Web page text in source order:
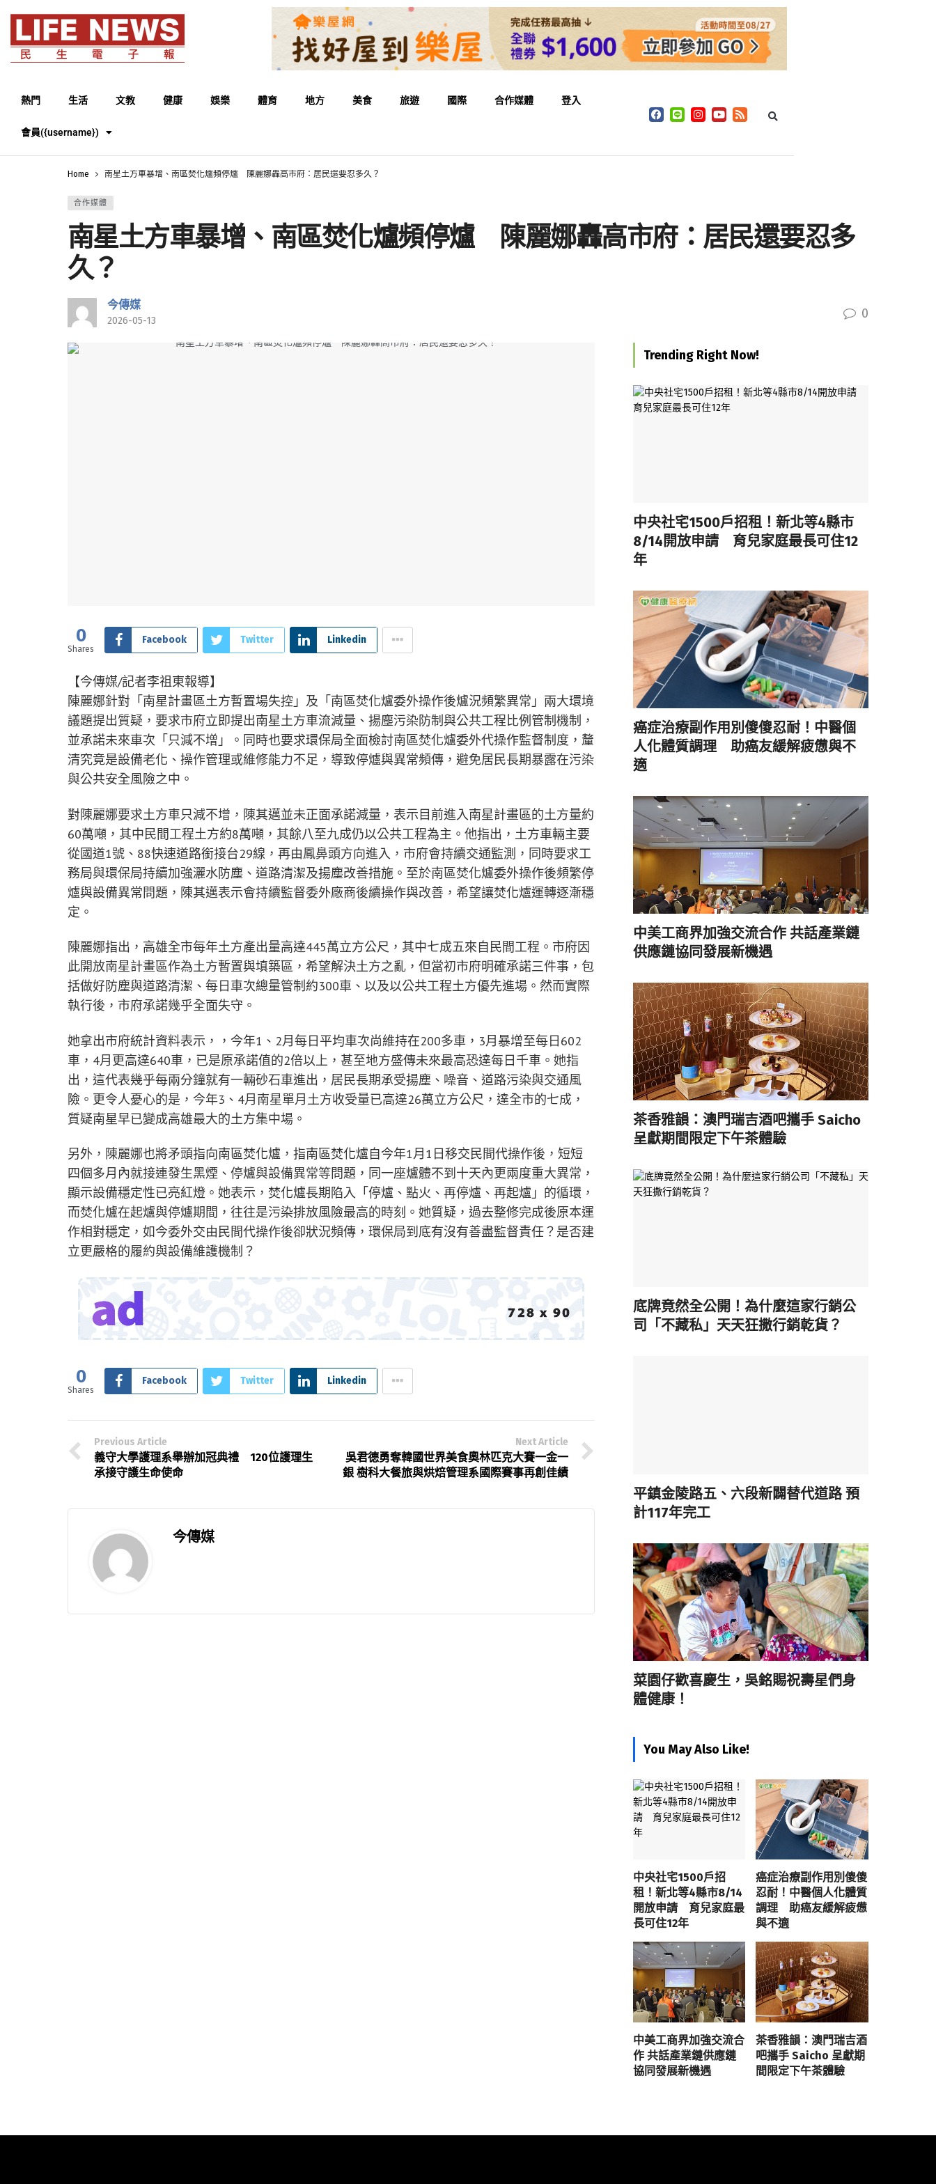
熱門 生活 文教 健康 娛樂 體育 地方 美食 旅遊 國際 合作媒體 登入
會員({username})
Home 南星土方車暴增、南區焚化爐頻停爐 陳麗娜轟高市府：居民還要忍多久？
合作媒體
南星土方車暴增、南區焚化爐頻停爐 陳麗娜轟高市府：居民還要忍多
久？
今傳媒
2026-05-13 0
0
Shares
Facebook Twitter Linkedin
【今傳媒/記者李祖東報導】
陳麗娜針對「南星計畫區土方暫置場失控」及「南區焚化爐委外操作後爐況頻繁異常」兩大環境
議題提出質疑，要求市府立即提出南星土方車流減量、揚塵污染防制與公共工程比例管制機制，
並承諾未來車次「只減不增」。同時也要求環保局全面檢討南區焚化爐委外代操作監督制度，釐
清究竟是設備老化、操作管理或維修能力不足，導致停爐與異常頻傳，避免居民長期暴露在污染
與公共安全風險之中。
對陳麗娜要求土方車只減不增，陳其邁並未正面承諾減量，表示目前進入南星計畫區的土方量約
60萬噸，其中民間工程土方約8萬噸，其餘八至九成仍以公共工程為主。他指出，土方車輛主要
從國道1號、88快速道路銜接台29線，再由鳳鼻頭方向進入，市府會持續交通監測，同時要求工
務局與環保局持續加強灑水防塵、道路清潔及揚塵改善措施。至於南區焚化爐委外操作後頻繁停
爐與設備異常問題，陳其邁表示會持續監督委外廠商後續操作與改善，希望讓焚化爐運轉逐漸穩
定。
陳麗娜指出，高雄全市每年土方產出量高達445萬立方公尺，其中七成五來自民間工程。市府因
此開放南星計畫區作為土方暫置與填築區，希望解決土方之亂，但當初市府明確承諾三件事，包
括做好防塵與道路清潔、每日車次總量管制約300車、以及以公共工程土方優先進場。然而實際
執行後，市府承諾幾乎全面失守。
她拿出市府統計資料表示，，今年1、2月每日平均車次尚維持在200多車，3月暴增至每日602
車，4月更高達640車，已是原承諾值的2倍以上，甚至地方盛傳未來最高恐達每日千車。她指
出，這代表幾乎每兩分鐘就有一輛砂石車進出，居民長期承受揚塵、噪音、道路污染與交通風
險。更令人憂心的是，今年3、4月南星單月土方收受量已高達26萬立方公尺，達全市的七成，
質疑南星早已變成高雄最大的土方集中場。
另外，陳麗娜也將矛頭指向南區焚化爐，指南區焚化爐自今年1月1日移交民間代操作後，短短
四個多月內就接連發生黑煙、停爐與設備異常等問題，同一座爐體不到十天內更兩度重大異常，
顯示設備穩定性已亮紅燈。她表示，焚化爐長期陷入「停爐、點火、再停爐、再起爐」的循環，
而焚化爐在起爐與停爐期間，往往是污染排放風險最高的時刻。她質疑，過去整修完成後原本運
作相對穩定，如今委外交由民間代操作後卻狀況頻傳，環保局到底有沒有善盡監督責任？是否建
立更嚴格的履約與設備維護機制？
0
Shares
Facebook Twitter Linkedin
Previous Article
義守大學護理系舉辦加冠典禮 120位護理生
承接守護生命使命
Next Article
吳君德勇奪韓國世界美食奧林匹克大賽一金一
銀 樹科大餐旅與烘焙管理系國際賽事再創佳績
今傳媒
Trending Right Now!
中央社宅1500戶招租！新北等4縣市
8/14開放申請 育兒家庭最長可住12
年
癌症治療副作用別傻傻忍耐！中醫個
人化體質調理 助癌友緩解疲憊與不
適
中美工商界加強交流合作 共話產業鏈
供應鏈協同發展新機遇
茶香雅韻：澳門瑞吉酒吧攜手 Saicho
呈獻期間限定下午茶體驗
底牌竟然全公開！為什麼這家行銷公
司「不藏私」天天狂撒行銷乾貨？
平鎮金陵路五、六段新闢替代道路 預
計117年完工
菜園仔歡喜慶生，吳銘賜祝壽星們身
體健康！
You May Also Like!
中央社宅1500戶招
租！新北等4縣市8/14
開放申請 育兒家庭最
長可住12年
癌症治療副作用別傻傻
忍耐！中醫個人化體質
調理 助癌友緩解疲憊
與不適
中美工商界加強交流合
作 共話產業鏈供應鏈
協同發展新機遇
茶香雅韻：澳門瑞吉酒
吧攜手 Saicho 呈獻期
間限定下午茶體驗